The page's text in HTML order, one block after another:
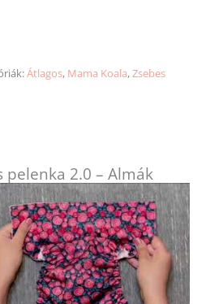
Átlagos, Mama Koala,Zsebes
pelenka 2.0 – Almák